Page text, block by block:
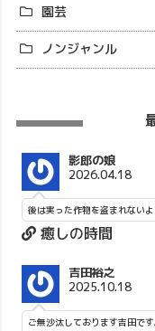
園芸
ノンジャンル
影郎の娘
2026.04.18
後は実った作物を盗まれない
癒しの時間
吉田裕之
2025.10.18
ご無沙汰しております吉田で